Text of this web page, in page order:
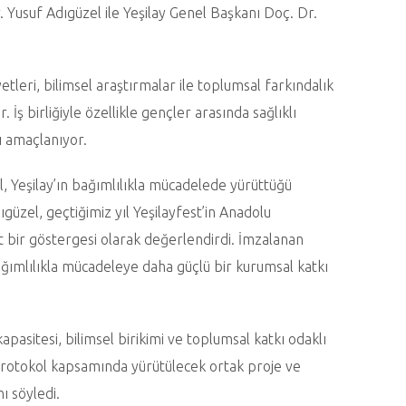
Adıgüzel ile Yeşilay Genel Başkanı Doç. Dr.
bilimsel araştırmalar ile toplumsal farkındalık
birliğiyle özellikle gençler arasında sağlıklı
bağımlılıkla mücadelede yürüttüğü
geçtiğimiz yıl Yeşilayfest’in Anadolu
bir göstergesi olarak değerlendirdi. İmzalanan
mücadeleye daha güçlü bir kurumsal katkı
bilimsel birikimi ve toplumsal katkı odaklı
kapsamında yürütülecek ortak proje ve
söyledi.